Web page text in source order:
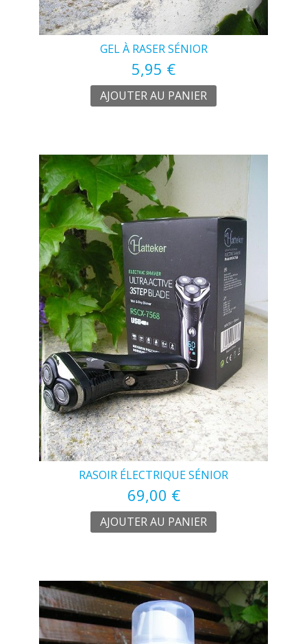
GEL À RASER SÉNIOR
5,95 €
AJOUTER AU PANIER
RASOIR ÉLECTRIQUE SÉNIOR
69,00 €
AJOUTER AU PANIER